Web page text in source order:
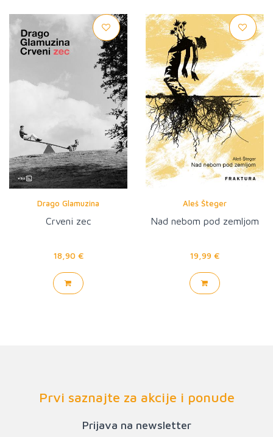
Drago Glamuzina
Crveni zec
18,90 €
Aleš Šteger
Nad nebom pod zemljom
19,99 €
Prvi saznajte za akcije i ponude
Prijava na newsletter